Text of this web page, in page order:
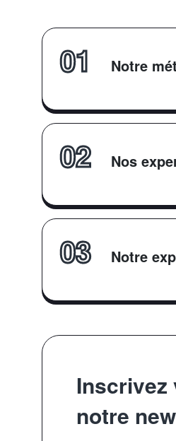
01 Notre
02 Nos
03 Notre
Inscrivez
notre